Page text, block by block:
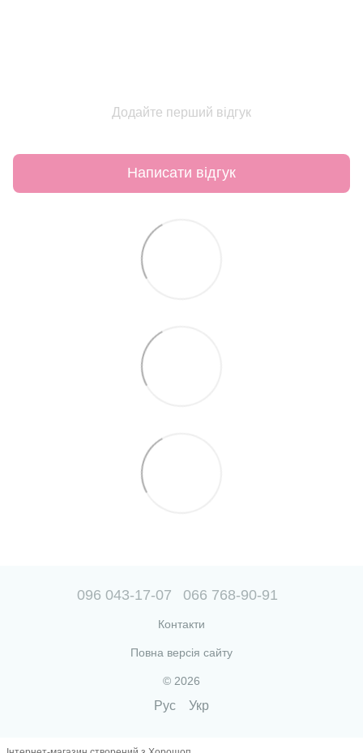
Додайте перший відгук
Написати відгук
096 043-17-07 066 768-90-91
Контакти
Повна версія сайту
© 2026
Рус Укр